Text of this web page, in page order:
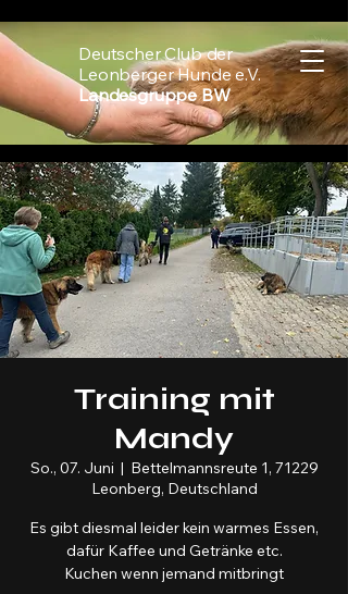
Deutscher Club der
Leonberger Hunde e.V.
Landesgruppe BW
Training mit
Mandy
So., 07. Juni
  |
Bettelmannsreute 1, 71229
Leonberg, Deutschland
Es gibt diesmal leider kein warmes Essen,
dafür Kaffee und Getränke etc.
Kuchen wenn jemand mitbringt